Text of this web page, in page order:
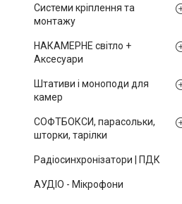
Системи кріплення та
монтажу
НАКАМЕРНЕ світло +
Аксесуари
Штативи і моноподи для
камер
СОФТБОКСИ, парасольки,
шторки, тарілки
Радіосинхронізатори | ПДК
АУДІО - Мікрофони